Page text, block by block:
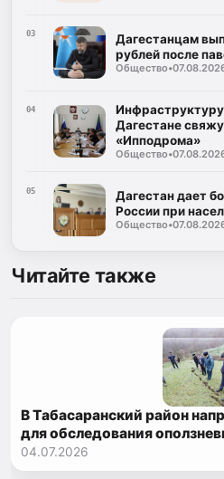
03
Дагестанцам
рублей после
Общество•
04
Дагестане
«Ипподрома»
Общество•
05
Дагестан дает
России при
Общество•
Читайте также
В Табасаранский район
для обследования
04.07.2026